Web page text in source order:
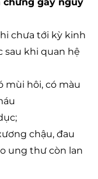
chưa tới kỳ kinh
sau khi quan hệ
mùi hôi, có màu
chậu, đau
ung thư còn lan